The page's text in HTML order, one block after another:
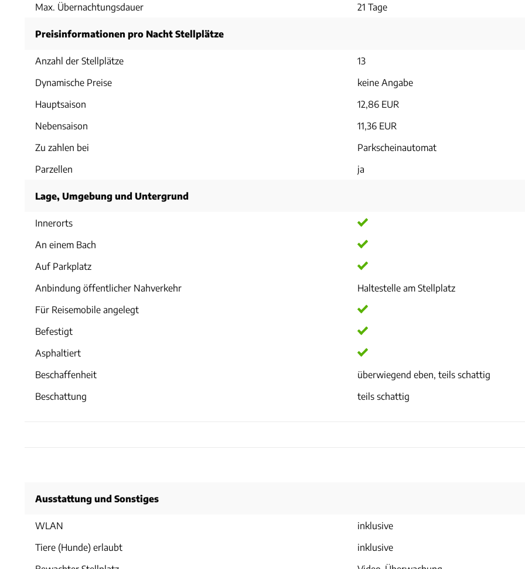
Max. Übernachtungsdauer
21 Tage
Preisinformationen pro Nacht Stellplätze
Anzahl der Stellplätze
13
Dynamische Preise
keine Angabe
Hauptsaison
12,86 EUR
Nebensaison
11,36 EUR
Zu zahlen bei
Parkscheinautomat
Parzellen
ja
Lage, Umgebung und Untergrund
Innerorts
An einem Bach
Auf Parkplatz
Anbindung öffentlicher Nahverkehr
Haltestelle am Stellplatz
Für Reisemobile angelegt
Befestigt
Asphaltiert
Beschaffenheit
überwiegend eben, teils schattig
Beschattung
teils schattig
Ausstattung und Sonstiges
WLAN
inklusive
Tiere (Hunde) erlaubt
inklusive